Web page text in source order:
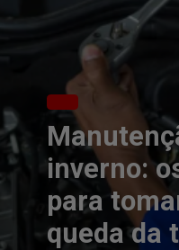
inverno:
para
queda da